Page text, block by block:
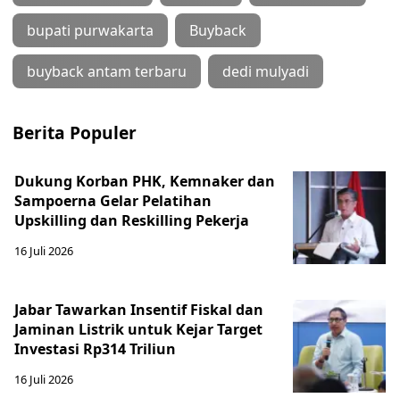
bupati purwakarta Buyback
buyback antam terbaru dedi mulyadi
Berita Populer
Dukung Korban PHK, Kemnaker dan
Sampoerna Gelar Pelatihan
Upskilling dan Reskilling Pekerja
16 Juli 2026
Jabar Tawarkan Insentif Fiskal dan
Jaminan Listrik untuk Kejar Target
Investasi Rp314 Triliun
16 Juli 2026